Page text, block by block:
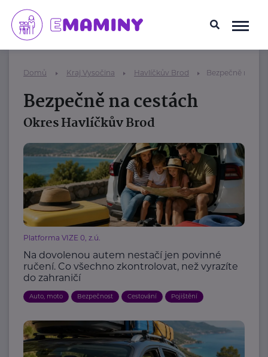
Domů Kraj Vysočina Havlíčkův Brod Bezpečně na
Bezpečně na cestách
Okres Havlíčkův Brod
Platforma VIZE 0, z.ú.
Na dovolenou autem nestačí jen povinné
ručení. Co všechno zkontrolovat, než vyrazíte
do zahraničí
Auto, moto Bezpečnost Cestování Pojištění